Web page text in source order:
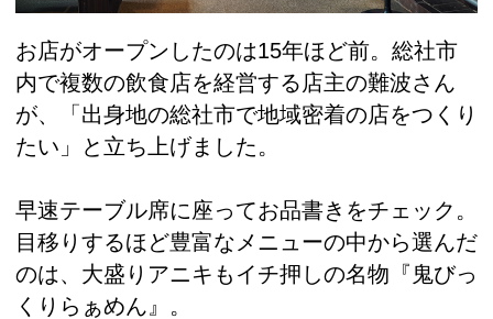
お店がオープンしたのは15年ほど前。総社市
内で複数の飲食店を経営する店主の難波さん
が、「出身地の総社市で地域密着の店をつくり
たい」と立ち上げました。
早速テーブル席に座ってお品書きをチェック。
目移りするほど豊富なメニューの中から選んだ
のは、大盛りアニキもイチ押しの名物『鬼びっ
くりらぁめん』。